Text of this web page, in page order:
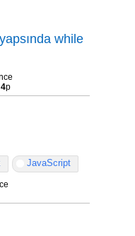
while
4p
JavaScript